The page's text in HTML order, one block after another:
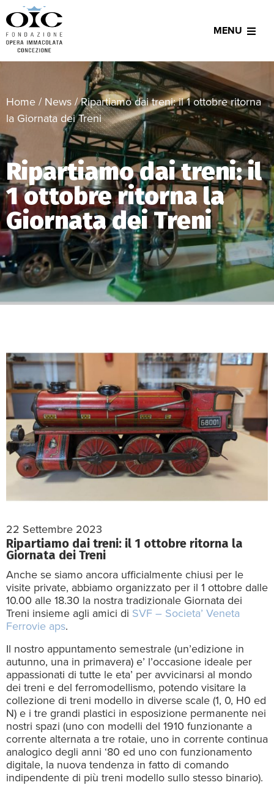
MENU
Home / News /Ripartiamo dai treni: il 1 ottobre ritorna
la Giornata dei Treni
Ripartiamo dai treni: il
1 ottobre ritorna la
Giornata dei Treni
22 Settembre 2023
Ripartiamo dai treni: il 1 ottobre ritorna la
Giornata dei Treni
Anche se siamo ancora ufficialmente chiusi per le
visite private, abbiamo organizzato per il 1 ottobre dalle
10.00 alle 18.30 la nostra tradizionale Giornata dei
Treni insieme agli amici di SVF – Societa’ Veneta
Ferrovie aps.
Il nostro appuntamento semestrale (un’edizione in
autunno, una in primavera) e’ l’occasione ideale per
appassionati di tutte le eta’ per avvicinarsi al mondo
dei treni e del ferromodellismo, potendo visitare la
collezione di treni modello in diverse scale (1, 0, H0 ed
N) e i tre grandi plastici in esposizione permanente nei
nostri spazi (uno con modelli del 1910 funzionante a
corrente alternata a tre rotaie, uno in corrente continua
analogico degli anni ‘80 ed uno con funzionamento
digitale, la nuova tendenza in fatto di comando
indipendente di più treni modello sullo stesso binario).